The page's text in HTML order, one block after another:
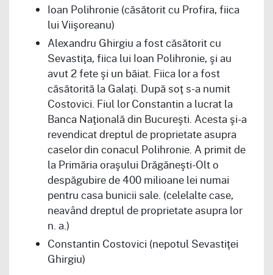
Ioan Polihronie (căsătorit cu Profira, fiica
lui Viişoreanu)
Alexandru Ghirgiu a fost căsătorit cu
Sevastiţa, fiica lui Ioan Polihronie, şi au
avut 2 fete şi un băiat. Fiica lor a fost
căsătorită la Galaţi. După soţ s-a numit
Costovici. Fiul lor Constantin a lucrat la
Banca Naţională din Bucureşti. Acesta şi-a
revendicat dreptul de proprietate asupra
caselor din conacul Polihronie. A primit de
la Primăria oraşului Drăgăneşti-Olt o
despăgubire de 400 milioane lei numai
pentru casa bunicii sale. (celelalte case,
neavând dreptul de proprietate asupra lor
n. a.)
Constantin Costovici (nepotul Sevastiţei
Ghirgiu)